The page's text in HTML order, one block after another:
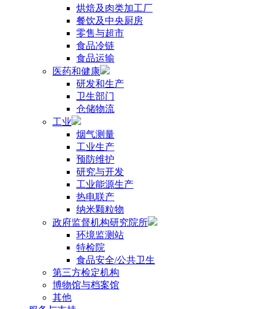
烘焙及肉类加工厂
餐饮及中央厨房
零售与超市
食品冷链
食品运输
医药和健康
研发和生产
卫生部门
仓储物流
工业
烟气测量
工业生产
预防维护
研究与开发
工业能源生产
热电联产
纳米颗粒物
政府监督机构研究院所
环境监测站
特检院
食品安全/公共卫生
第三方检定机构
博物馆与档案馆
其他